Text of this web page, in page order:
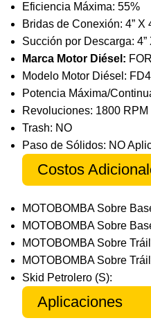
Eficiencia Máxima: 55%
Bridas de Conexión: 4” X
Succión por Descarga: 4”
Marca Motor Diésel:
Modelo Motor Diésel:
Potencia Máxima/
Revoluciones: 1800 RPM
Trash: NO
Paso de Sólidos: NO
Costos
MOTOBOMBA Sobre
MOTOBOMBA Sobre
MOTOBOMBA Sobre
MOTOBOMBA Sobre
Skid Petrolero (S):
Aplicaciones